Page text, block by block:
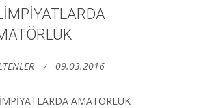
09.03.2016
AMATÖRLÜK